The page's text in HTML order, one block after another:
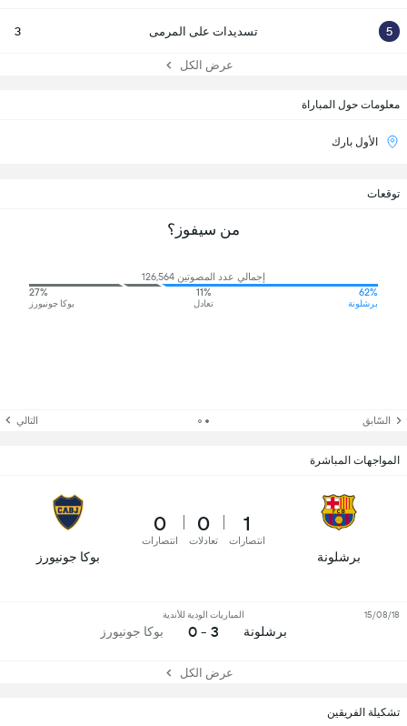
5 تسديدات على المرمى 3
عرض الكل
تشكيلة الفريقين
معلومات حول المباراة
الأول بارك
توقعات
من سيفوز؟
إجمالي عدد المصوتين 126,564
62%
برشلونة
11%
تعادل
27%
بوكا جونيورز
السّابق التالي
المواجهات المباشرة
برشلونة
1
انتصارات
0
تعادلات
0
انتصارات
بوكا جونيورز
برشلونة
المباريات الودية للأندية
3 - 0 بوكا جونيورز
15/08/18
عرض الكل